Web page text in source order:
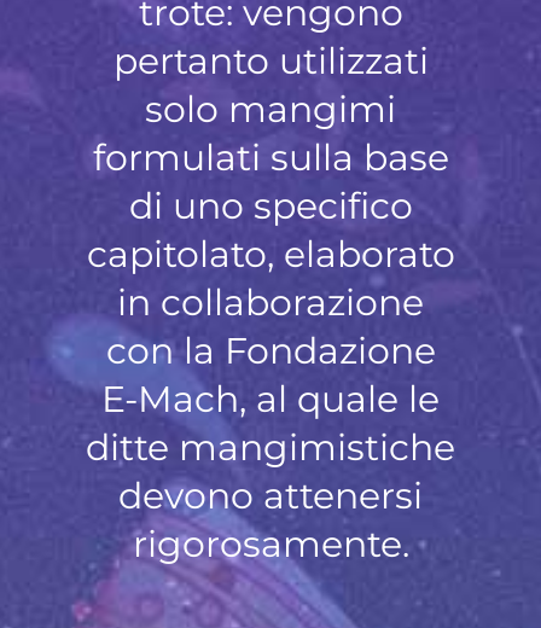
trote: vengono
pertanto utilizzati
solo mangimi
formulati sulla base
di uno specifico
capitolato, elaborato
in collaborazione
con la Fondazione
E-Mach, al quale le
ditte mangimistiche
devono attenersi
rigorosamente.